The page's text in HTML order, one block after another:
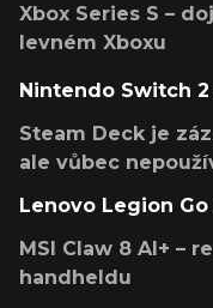
Xbox Series S –
levném Xboxu
Nintendo Switch
Steam Deck je
ale vůbec
Lenovo Legion
MSI Claw 8 AI+ –
handheldu